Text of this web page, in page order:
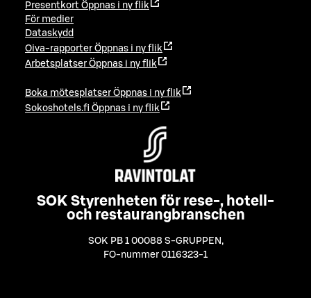
Presentkort Öppnas i ny flik
För medier
Dataskydd
Oiva-rapporter Öppnas i ny flik
Arbetsplatser Öppnas i ny flik
Boka mötesplatser Öppnas i ny flik
Sokoshotels.fi Öppnas i ny flik
SOK Styrenheten för rese-, hotell-
och restaurangbranschen
SOK PB 1 00088 S-GRUPPEN ,
FO-nummer 0116323-1